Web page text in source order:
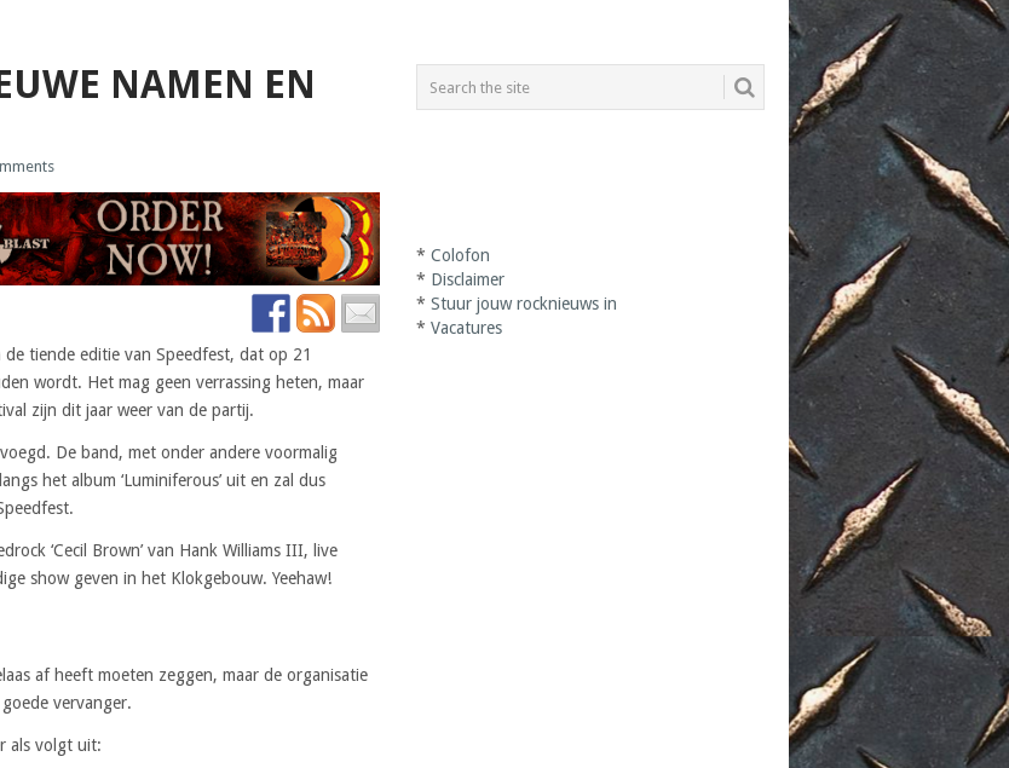
NAMEN EN
tiende editie van Speedfest, dat op 21
wordt. Het mag geen verrassing heten, maar
zijn dit jaar weer van de partij.
De band, met onder andere voormalig
het album ‘Luminiferous’ uit en zal dus
‘Cecil Brown’ van Hank Williams III, live
show geven in het Klokgebouw. Yeehaw!
af heeft moeten zeggen, maar de organisatie
vervanger.
als volgt uit:
*Colofon
* Disclaimer
*Stuur jouw rocknieuws in
*Vacatures